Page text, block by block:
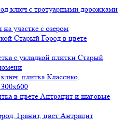
ключ с тротуарными дорожками
участке с озером
Старый Город в цвете
с укладкой плитки Старый
плитка Классико,
в цвете Антрацит и шаговые
Гранит, цвет Антрацит